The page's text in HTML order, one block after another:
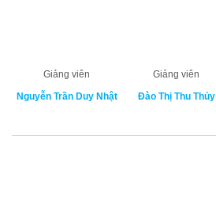
Giảng viên
Nguyễn Trần Duy Nhật
Giảng viên
Đào Thị Thu Thủy